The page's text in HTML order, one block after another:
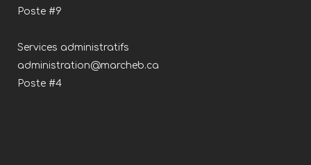
Poste #9
Services administratifs
administration@marcheb.ca
Poste #4